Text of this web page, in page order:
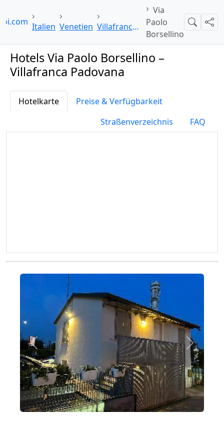
Italien Venetien Villafranca Padovana
Via
Paolo
Borsellino
Suche
Hotels Via Paolo Borsellino –
Villafranca Padovana
Hotelkarte
Preise & Verfügbarkeit
Straßenverzeichnis
FAQ
Zurück Weiter